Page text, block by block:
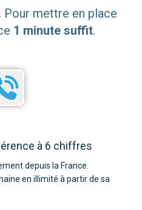
Pour mettre en place
1 minute suffit.
à 6 chiffres
depuis la France.
en illimité à partir de sa